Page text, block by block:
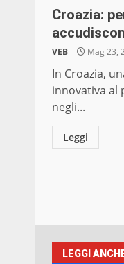
Croazia:
VEB Mag 23,
In Croazia,
innovativa al
negli...
Leggi
LEGGI